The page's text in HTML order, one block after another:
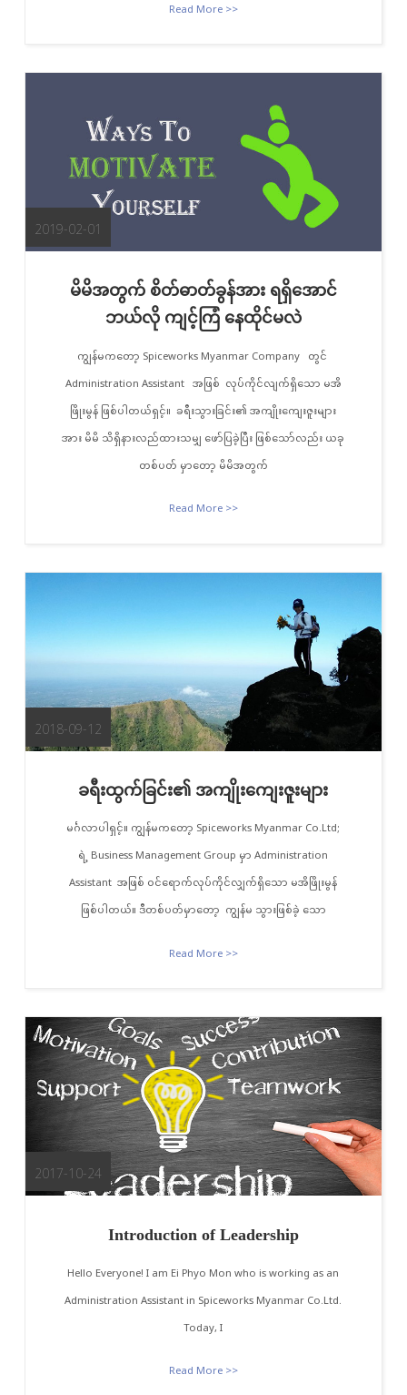
Read More >>
2019-02-01
မိမိအတွက် စိတ်ဓာတ်ခွန်အား ရရှိအောင်
ဘယ်လို ကျင့်ကြံ နေထိုင်မလဲ
ကျွန်မကတော့ Spiceworks Myanmar Company တွင်
Administration Assistant အဖြစ် လုပ်ကိုင်လျက်ရှိသော မအိ
ဖြိုးမွန် ဖြစ်ပါတယ်ရှင့်။ ခရီးသွားခြင်း၏ အကျိုးကျေးဇူးများ
အား မိမိ သိရှိနားလည်ထားသမျှ ဖော်ပြခဲ့ပြီး ဖြစ်သော်လည်း ယခု
တစ်ပတ် မှာတော့ မိမိအတွက်
Read More >>
2018-09-12
ခရီးထွက်ခြင်း၏ အကျိုးကျေးဇူးများ
မင်္ဂလာပါရှင့်။ ကျွန်မကတော့ Spiceworks Myanmar Co.Ltd;
ရဲ့ Business Management Group မှာ Administration
Assistant အဖြစ် ဝင်ရောက်လုပ်ကိုင်လျှက်ရှိသော မအိဖြိုးမွန်
ဖြစ်ပါတယ်။ ဒီတစ်ပတ်မှာတော့ ကျွန်မ သွားဖြစ်ခဲ့ သော
Read More >>
2017-10-24
Introduction of Leadership
Hello Everyone! I am Ei Phyo Mon who is working as an
Administration Assistant in Spiceworks Myanmar Co.Ltd.
Today, I
Read More >>